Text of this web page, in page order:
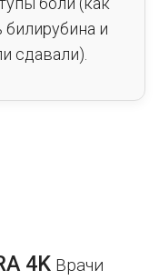
билирубина и
сдавали).
4K Врачи